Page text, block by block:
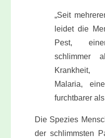
„Seit
leidet die
Pest,
schlimmer
Krankheit,
Malaria,
furchtbarer
Die Spezies
der schlimmsten